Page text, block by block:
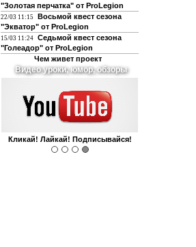
"Золотая перчатка" от ProLegion
22/03 11:15
Восьмой квест сезона
"Экватор" от ProLegion
15/03 11:24 Седьмой квест сезона
"Голеадор" от ProLegion
Чем живет проект
О футболе и не только
Интегрирован с чатом форума!